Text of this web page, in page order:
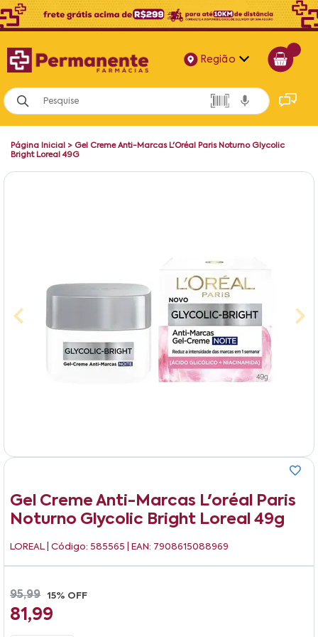
Região
Alagoas
Bahia
Página Inicial > Gel Creme Anti-Marcas L'Oréal Paris Noturno Glycolic
Bright Loreal 49G
Gel Creme Anti-Marcas L'oréal Paris
Noturno Glycolic Bright Loreal 49g
LOREAL | Código: 585565 | EAN: 7908615088969
95,99 15% OFF
81,99